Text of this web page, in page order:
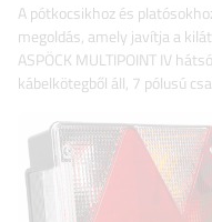
A pótkocsikhoz és
megoldás, amely javítja a
ASPÖCK MULTIPOINT IV
kábelkötegből áll, 7 pólusú